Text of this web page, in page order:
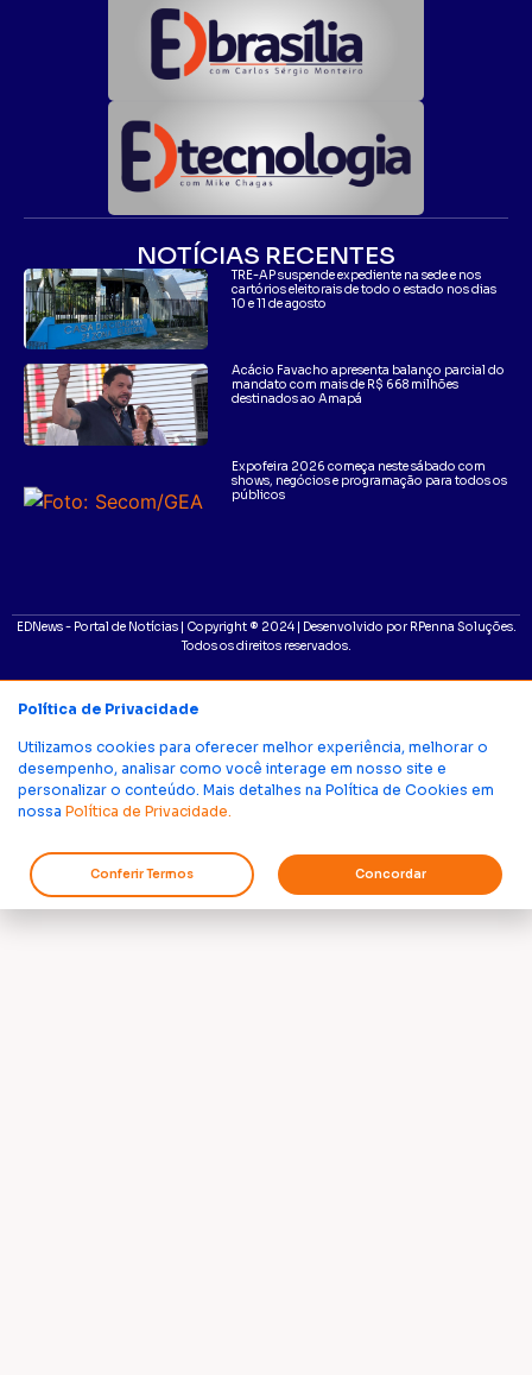
NOTÍCIAS RECENTES
TRE-AP suspende expediente na sede e nos
cartórios eleitorais de todo o estado nos dias
10 e 11 de agosto
Acácio Favacho apresenta balanço parcial do
mandato com mais de R$ 668 milhões
destinados ao Amapá
Expofeira 2026 começa neste sábado com
shows, negócios e programação para todos os
públicos
EDNews - Portal de Notícias | Copyright ® 2024 | Desenvolvido por RPenna Soluções.
Todos os direitos reservados.
Política de Privacidade
Utilizamos cookies para oferecer melhor experiência, melhorar o
desempenho, analisar como você interage em nosso site e
personalizar o conteúdo. Mais detalhes na Política de Cookies em
nossa Política de Privacidade.
Conferir Termos Concordar